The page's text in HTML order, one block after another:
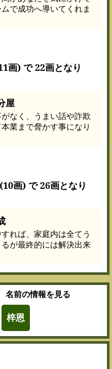
で成功へ導いてくれま
画) で 22画となり
屋
なく、うまい話や詐欺
業まで脅かす事になり
画) で 26画となり
れば、家庭内は全てう
が最終的には解決出来
名前の情報を見る
梓恩